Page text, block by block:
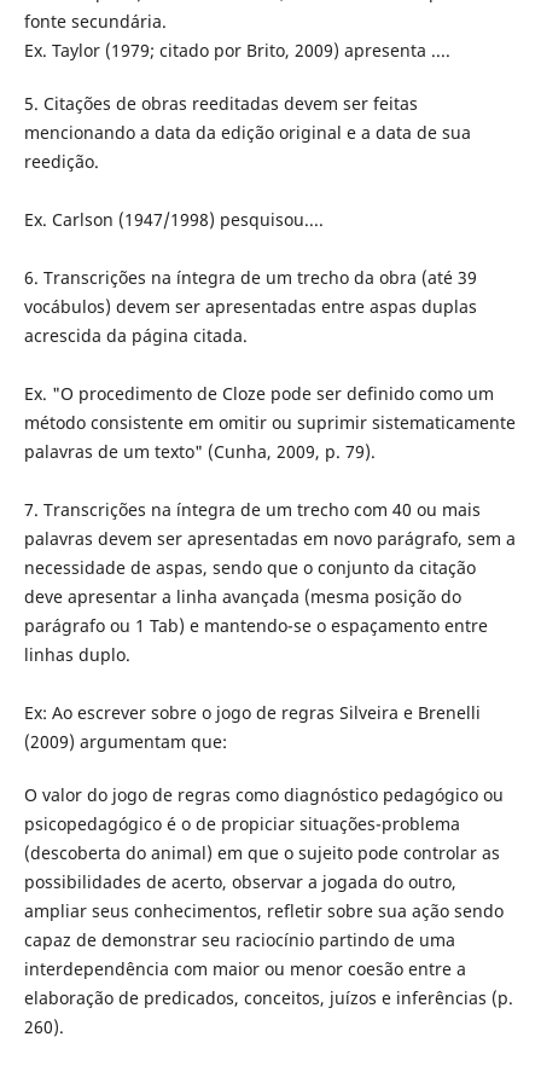
fonte secundária.
Ex. Taylor (1979; citado por Brito, 2009) apresenta ....
5. Citações de obras reeditadas devem ser feitas
mencionando a data da edição original e a data de sua
reedição.
Ex. Carlson (1947/1998) pesquisou....
6. Transcrições na íntegra de um trecho da obra (até 39
vocábulos) devem ser apresentadas entre aspas duplas
acrescida da página citada.
Ex. "O procedimento de Cloze pode ser definido como um
método consistente em omitir ou suprimir sistematicamente
palavras de um texto" (Cunha, 2009, p. 79).
7. Transcrições na íntegra de um trecho com 40 ou mais
palavras devem ser apresentadas em novo parágrafo, sem a
necessidade de aspas, sendo que o conjunto da citação
deve apresentar a linha avançada (mesma posição do
parágrafo ou 1 Tab) e mantendo-se o espaçamento entre
linhas duplo.
Ex: Ao escrever sobre o jogo de regras Silveira e Brenelli
(2009) argumentam que:
O valor do jogo de regras como diagnóstico pedagógico ou
psicopedagógico é o de propiciar situações-problema
(descoberta do animal) em que o sujeito pode controlar as
possibilidades de acerto, observar a jogada do outro,
ampliar seus conhecimentos, refletir sobre sua ação sendo
capaz de demonstrar seu raciocínio partindo de uma
interdependência com maior ou menor coesão entre a
elaboração de predicados, conceitos, juízos e inferências (p.
260).